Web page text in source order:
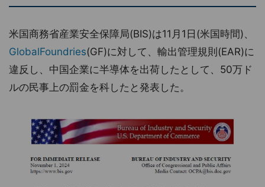
米国商務省産業安全保障局(BIS)は11月1日(米国時間)、
GlobalFoundries(GF)に対して、輸出管理規則(EAR)に
違反し、中国企業に半導体を出荷したとして、50万ド
ルの民事上の罰金を科したと発表した。